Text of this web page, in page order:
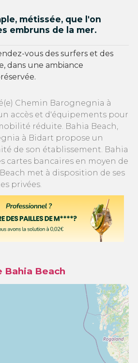
métissée, que l'on
embruns de la mer.
vous des surfers et des
dans une ambiance
Chemin Barognegnia à
accès et d'équipements pour
réduite. Bahia Beach,
à Bidart propose un
de son établissement. Bahia
cartes bancaires en moyen de
met à disposition de ses
privées.
Beach